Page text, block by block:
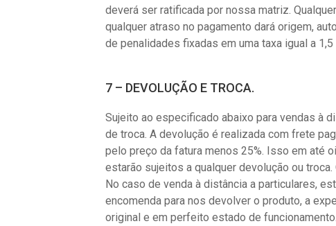
deverá ser ratificada por nossa matriz.
qualquer atraso no pagamento dará origem,
de penalidades fixadas em uma taxa igual a
7 – DEVOLUÇÃO E TROCA.
Sujeito ao especificado abaixo para vendas à
de troca. A devolução é realizada com frete
pelo preço da fatura menos 25%. Isso em até
estarão sujeitos a qualquer devolução ou
No caso de venda à distância a particulares,
encomenda para nos devolver o produto, a
original e em perfeito estado de funcionamento.